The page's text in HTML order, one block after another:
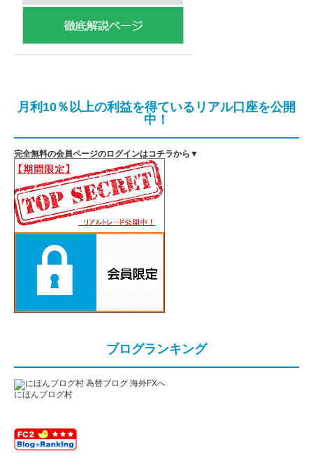
月利10％以上の利益を得ているリアル口座を公開
中！
完全無料の会員ページのログインはコチラから▼
ブログランキング
にほんブログ村